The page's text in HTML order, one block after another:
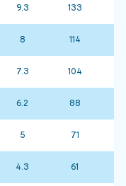
9.3 133
8 114
7.3 104
6.2 88
5 71
4.3 61